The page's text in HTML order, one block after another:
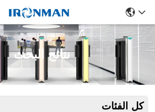
نتائج البحث
كل الفئات